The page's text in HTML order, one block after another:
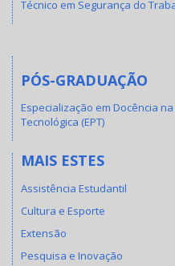
Técnico em Segurança do
PÓS-GRADUAÇÃO
Especialização em Docência
Tecnológica (EPT)
MAIS ESTES
Assistência Estudantil
Cultura e Esporte
Extensão
Pesquisa e Inovação